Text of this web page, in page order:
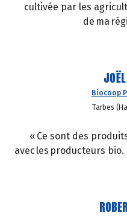
cultivée par les
de ma
Biocoop
Tarbes
« Ce sont des
avec les producteurs bio.